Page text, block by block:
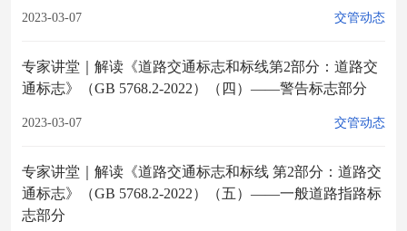
2023-03-07 交管动态
专家讲堂｜解读《道路交通标志和标线第2部分：道路交
通标志》（GB 5768.2-2022）（四）——警告标志部分
2023-03-07 交管动态
专家讲堂｜解读《道路交通标志和标线 第2部分：道路交
通标志》（GB 5768.2-2022）（五）——一般道路指路标
志部分